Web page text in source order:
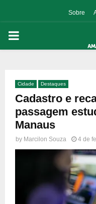
Sobre
PRIMARY
Cidade Destaques
Cadastro e
passagem
Manaus
by Marcilon Souza 4 de